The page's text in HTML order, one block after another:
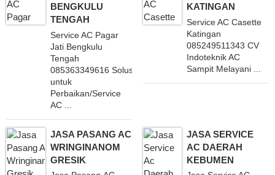
BENGKULU
TENGAH
Service AC Pagar
Jati Bengkulu
Tengah
085363349616 Solusi
untuk
Perbaikan/Service
AC ...
KATINGAN
Service AC Casette
Katingan
085249511343 CV
Indoteknik AC
Sampit Melayani ...
JASA PASANG AC
WRINGINANOM
GRESIK
JASA SERVICE
AC DAERAH
KEBUMEN